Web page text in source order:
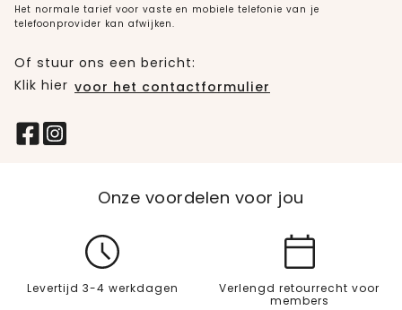
Het normale tarief voor vaste en mobiele telefonie van je
telefoonprovider kan afwijken.
Of stuur ons een bericht:
Klik hier voor het contactformulier
Onze voordelen voor jou
Levertijd 3-4 werkdagen
Verlengd retourrecht voor
members